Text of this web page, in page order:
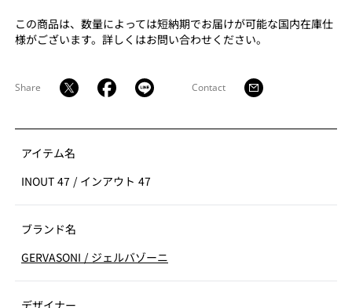
この商品は、数量によっては短納期でお届けが可能な国内在庫仕
様がございます。詳しくはお問い合わせください。
Share Contact
アイテム名
INOUT 47 / インアウト 47
ブランド名
GERVASONI / ジェルバゾーニ
デザイナー